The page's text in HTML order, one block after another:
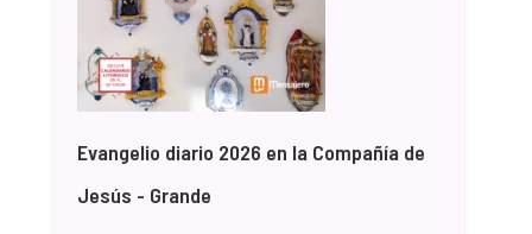
Evangelio diario 2026 en la Compañía de
Jesús - Grande